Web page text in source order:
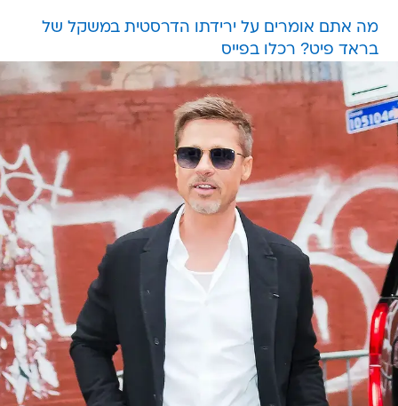
מה אתם אומרים על ירידתו הדרסטית במשקל של
בראד פיט? רכלו בפייס